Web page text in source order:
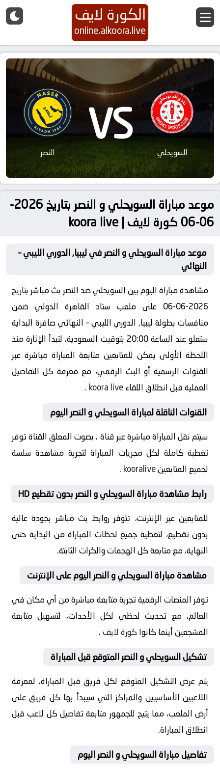
الكورة لايف
online.alkoora.live
السويحلي VS النصر
موعد مباراة السويحلي و النصر بتاريخ 2026-
06-06 كورة لايف | koora live
موعد مباراة السويحلي و النصر في ليبيا, الدوري الليبي –
النهائي
مشاهدة مباراة اليوم بين السويحلي ضد النصر بث مباشر بتاريخ
2026-06-06 على ملعب ستاد القاهرة الدولي ضمن
منافسات بطولة ليبيا, الدوري الليبي – النهائي صافرة البداية
ستعلو عند الساعة 20:00 بتوقيت السعودية، لتبدأ الإثارة منذ
اللحظة الأولى يمكن للمتابعين متابعة المباراة مباشرة عبر
القنوات الرسمية أو البث الرقمي، مع معرفة كل التفاصيل
العملية قبل انطلاق اللقاءkoora live
.
القنوات الناقلة لمباراة السويحلي و النصر اليوم
سيتم نقل المباراة مباشرة عبر قناة ، بصوت المعلق القناة توفر
تغطية كاملة لكل مجريات المباراة لتجربة مشاهدة سلسة
لجميع المتابعينkooralive
.
رابط مشاهدة مباراة السويحلي و النصر بدون تقطيع HD
للمتابعين عبر الإنترنت، تتوفر روابط بث مباشر بجودة عالية
بدون تقطيع، لتغطية جميع لحظات المباراة من البداية حتى
النهاية، مع متابعة كل الهجمات والكرات الثابتة.
مشاهدة مباراة السويحلي و النصر اليوم على الإنترنت
توفر المنصات الرقمية تجربة متابعة مباشرة من أي مكان في
العالم، مع تحديث لحظي لكل الأحداث، لتسهيل متابعة
المشجعين أينما كانواكورة لايف.
تشكيل السويحلي و النصر المتوقع قبل المباراة
يتم عرض التشكيل المتوقع لكل فريق قبل المباراة، لمعرفة
اللاعبين الأساسيين والمراكز التي سيبدأ بها كل فريق على
أرض الملعب، مما يتيح للجمهور متابعة تفاصيل كل لاعب قبل
انطلاق المباراة.
تفاصيل مباراة السويحلي و النصر اليوم